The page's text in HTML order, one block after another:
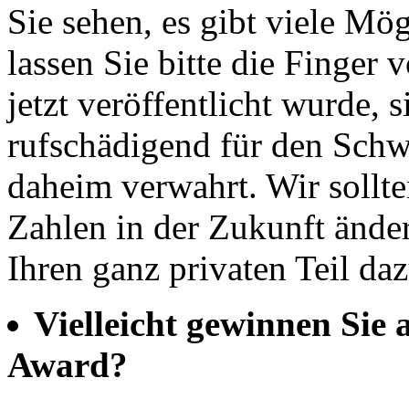
Sie sehen, es gibt viele
lassen Sie bitte die Finger
jetzt veröffentlicht wurde,
rufschädigend für den
daheim verwahrt. Wir
Zahlen in der Zukunft
Ihren ganz privaten Teil
Vielleicht gewinnen Sie
Award?